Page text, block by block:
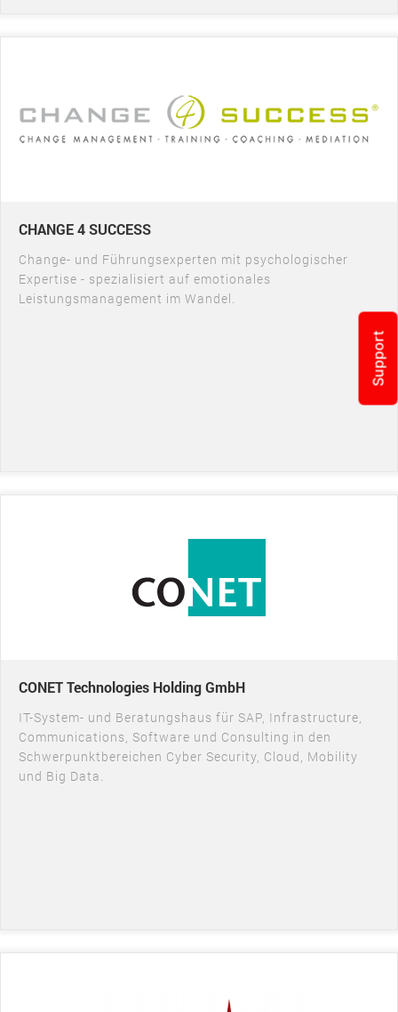
CHANGE 4 SUCCESS
Change- und Führungsexperten mit psychologischer
Expertise - spezialisiert auf emotionales
Leistungsmanagement im Wandel.
CONET Technologies Holding GmbH
IT-System- und Beratungshaus für SAP, Infrastructure,
Communications, Software und Consulting in den
Schwerpunktbereichen Cyber Security, Cloud, Mobility
und Big Data.
Support